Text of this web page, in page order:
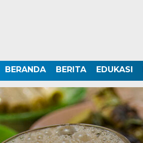
BERANDA BERITA EDUKASI